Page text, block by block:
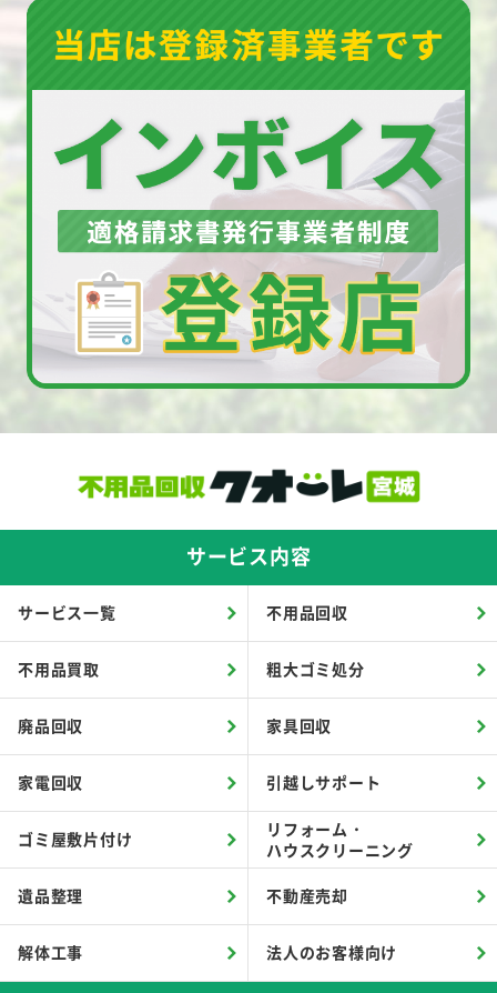
サービス内容
サービス一覧 不用品回収
不用品買取 粗大ゴミ処分
廃品回収 家具回収
家電回収 引越しサポート
ゴミ屋敷片付け
リフォーム・
ハウスクリーニング
遺品整理 不動産売却
解体工事 法人のお客様向け